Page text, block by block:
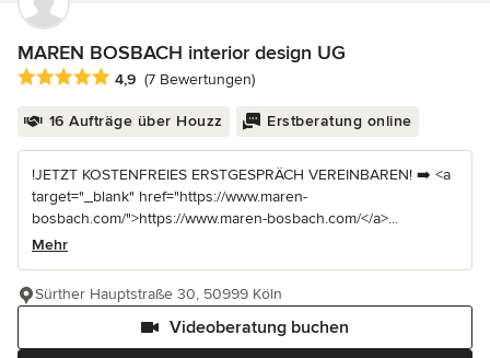
MAREN BOSBACH interior design UG
Durchschnittliche Bewertung: 4.9 von 5 Sternen
4,9 (7 Bewertungen)
16 Aufträge über Houzz Erstberatung online
!JETZT KOSTENFREIES ERSTGESPRÄCH VEREINBAREN! ➡️ <a
target="_blank" href="https://www.maren-
bosbach.com/">https://www.maren-bosbach.com/</a>...
Mehr
Videoberatung buchen
Sürther Hauptstraße 30, 50999 Köln